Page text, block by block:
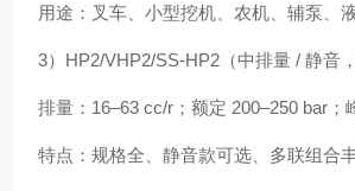
用途：叉车、小型挖机、农机、辅泵、
3）HP2/VHP2/SS-HP2（中排量 / 静音，
排量：16–63 cc/r；额定 200–250 bar；
特点：规格全、静音款可选、多联组合